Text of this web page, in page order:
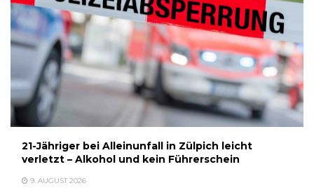
21-Jähriger bei Alleinunfall in Zülpich leicht
verletzt – Alkohol und kein Führerschein
9. AUGUST 2026